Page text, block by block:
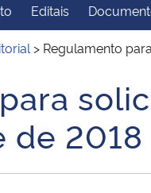
Ministério
Editais
> Regulamento
de 2018